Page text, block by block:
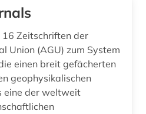
Zeitschriften der
Union (AGU) zum System
einen breit gefächerten
geophysikalischen
eine der weltweit